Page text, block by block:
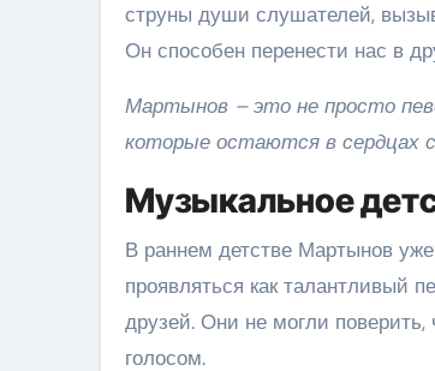
струны души слушателей,
Он способен перенести нас в
Мартынов – это не просто
которые остаются в сердцах
Музыкальное
В раннем детстве Мартынов
проявляться как талантливый
друзей. Они не могли
голосом.